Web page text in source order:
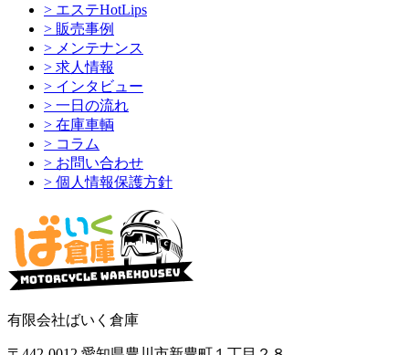
> エステHotLips
> 販売事例
> メンテナンス
> 求人情報
> インタビュー
> 一日の流れ
> 在庫車輌
> コラム
> お問い合わせ
> 個人情報保護方針
有限会社ばいく倉庫